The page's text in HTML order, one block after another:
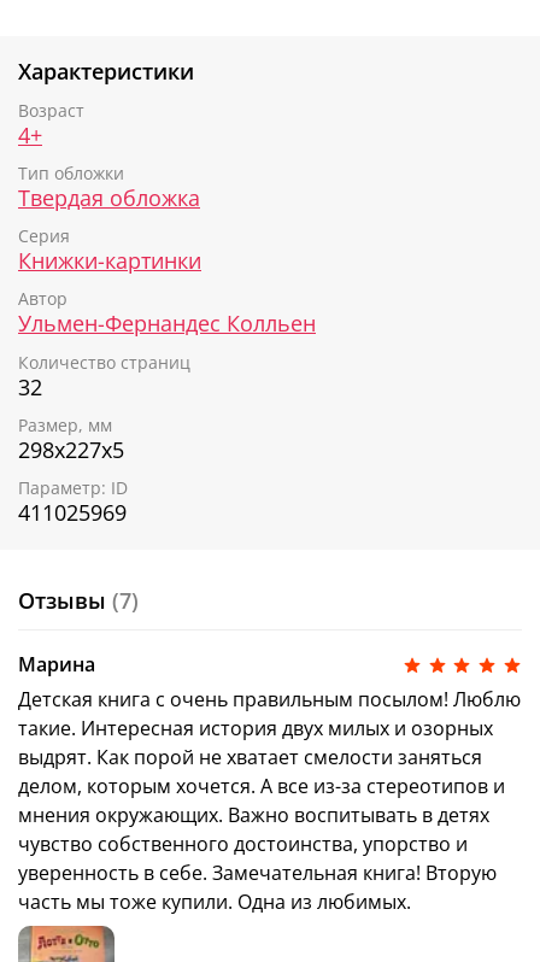
увлекательные диалоги переведены талантливой
Еленой Фельдман и обязательно понравятся
малышу.
Когда Лотти и Отто встречаются в летнем лагере,
они с удивлением обнаруживают, что похожи как
две капли воды! Но Лотти — девочка, а Отто —
мальчик. Лотти любит рыбачить и строить хижины,
а Отто — печь торты и шить. Вожатым в лагере не
очень по душе их увлечения… Что же придумают
Лотти и Отто?
Подарите ребенку книгу, которую стоит прочитать
каждому
Также в серии:
Лотти и Отто. История про настоящих друзей
переводчик с 5 языков. Она с легкостью на ходу
рифмует все, что видит, сочиняет истории для
красотой. Лауреат множества литературных и
переводческих премий и конкурсов.
Характеристики
Возраст
4+
Тип обложки
Твердая обложка
Серия
Книжки-картинки
Автор
Ульмен-Фернандес Колльен
Количество страниц
32
Размер, мм
298х227х5
Параметр: ID
411025969
Отзывы (7)
Марина
Детская книга с очень правильным посылом! Люблю
такие. Интересная история двух милых и озорных
выдрят. Как порой не хватает смелости заняться
делом, которым хочется. А все из-за стереотипов и
мнения окружающих. Важно воспитывать в детях
чувство собственного достоинства, упорство и
уверенность в себе. Замечательная книга! Вторую
часть мы тоже купили. Одна из любимых.